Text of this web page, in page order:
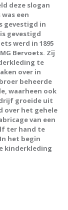
deze slogan
een
gevestigd in
gevestigd
werd in 1895
Bervoets. Zij
te
over in
beheerde
waarheen ook
groeide uit
over het gehele
van een
ter hand te
het begin
kinderkleding